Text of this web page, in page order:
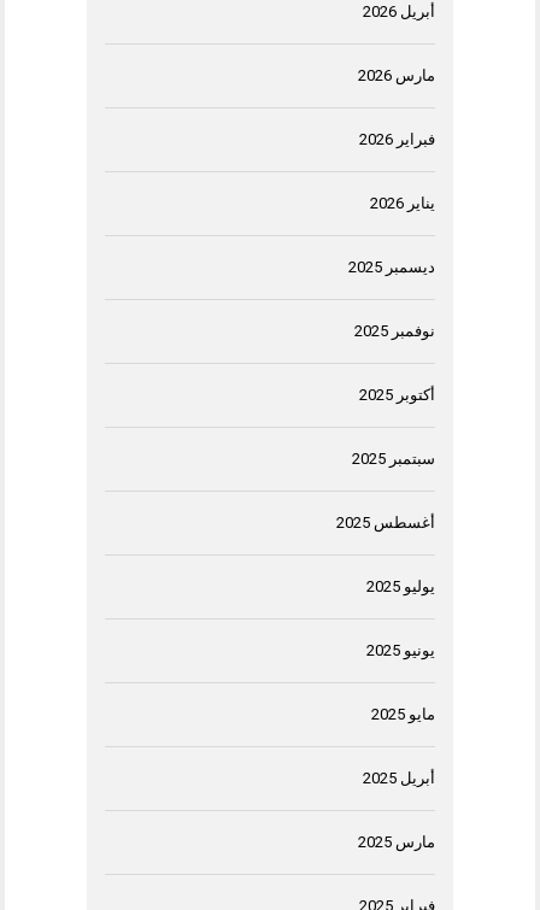
أبريل 2026
مارس 2026
فبراير 2026
يناير 2026
ديسمبر 2025
نوفمبر 2025
أكتوبر 2025
سبتمبر 2025
أغسطس 2025
يوليو 2025
يونيو 2025
مايو 2025
أبريل 2025
مارس 2025
فبراير 2025